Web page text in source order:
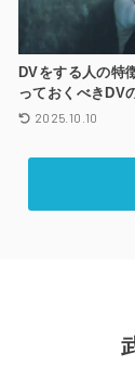
DVをする人の特
っておくべきDV
2025.10.10